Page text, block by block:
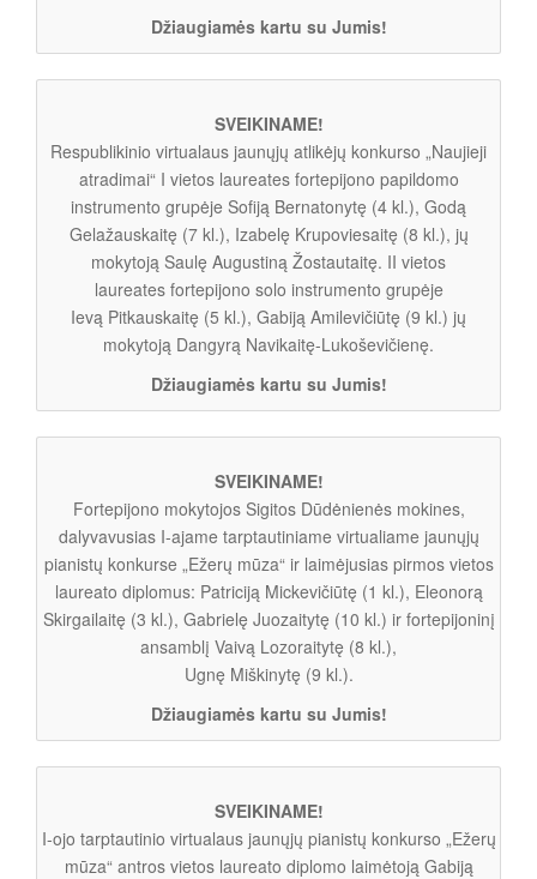
Džiaugiamės kartu su Jumis!
SVEIKINAME!
Respublikinio virtualaus jaunųjų atlikėjų konkurso „Naujieji
atradimai“ I vietos laureates fortepijono papildomo
instrumento grupėje Sofiją Bernatonytę (4 kl.), Godą
Gelažauskaitę (7 kl.), Izabelę Krupoviesaitę (8 kl.), jų
mokytoją Saulę Augustiną Žostautaitę. II vietos
laureates fortepijono solo instrumento grupėje
Ievą Pitkauskaitę (5 kl.), Gabiją Amilevičiūtę (9 kl.) jų
mokytoją Dangyrą Navikaitę-Lukoševičienę.
Džiaugiamės kartu su Jumis!
SVEIKINAME!
Fortepijono mokytojos Sigitos Dūdėnienės mokines,
dalyvavusias I-ajame tarptautiniame virtualiame jaunųjų
pianistų konkurse „Ežerų mūza“ ir laimėjusias pirmos vietos
laureato diplomus: Patriciją Mickevičiūtę (1 kl.), Eleonorą
Skirgailaitę (3 kl.), Gabrielę Juozaitytę (10 kl.) ir fortepijoninį
ansamblį Vaivą Lozoraitytę (8 kl.),
Ugnę Miškinytę (9 kl.).
Džiaugiamės kartu su Jumis!
SVEIKINAME!
I-ojo tarptautinio virtualaus jaunųjų pianistų konkurso „Ežerų
mūza“ antros vietos laureato diplomo laimėtoją Gabiją